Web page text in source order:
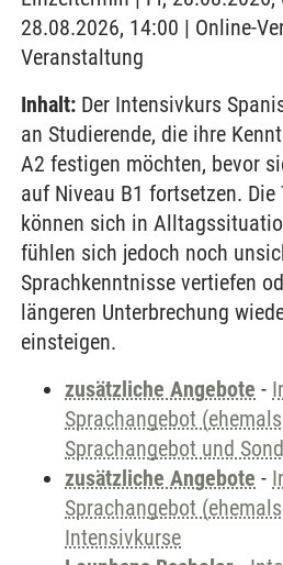
28.08.2026, 14:00 | Online-
Veranstaltung
Inhalt: Der Intensivkurs
an Studierende, die ihre
A2 festigen möchten, bevor
auf Niveau B1 fortsetzen. Die
können sich in
fühlen sich jedoch noch
Sprachkenntnisse vertiefen
längeren Unterbrechung
einsteigen.
zusätzliche Angebote -
Sprachangebot
Sprachangebot und
zusätzliche Angebote -
Sprachangebot
Intensivkurse